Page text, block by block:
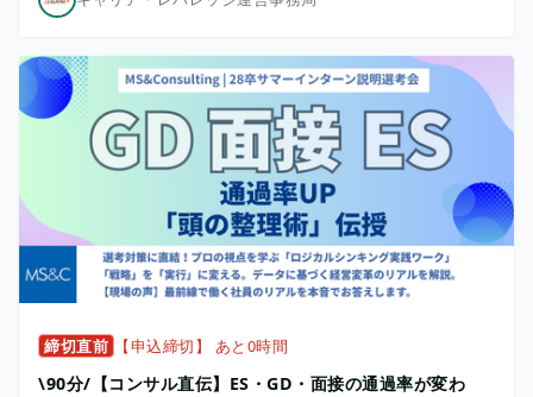
締切直前 【申込締切】 あと0時間
\90分/【コンサル直伝】ES・GD・面接の通過率が変わ